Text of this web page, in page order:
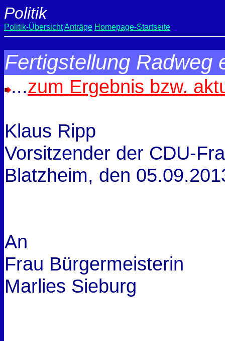
Politik
Politik-ÜbersichtAnträge Homepage-Startseite
Fertigstellung Radweg
...zum Ergebnis bzw.
Klaus Ripp
Vorsitzender der CDU-
Blatzheim, den
An
Frau Bürgermeisterin
Marlies Sieburg